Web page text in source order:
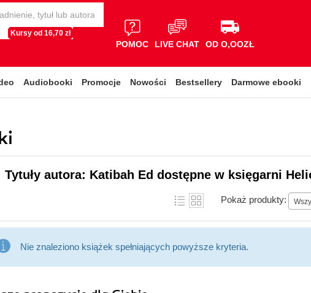
Kursy od 16,70 zł
POMOC LIVE CHAT OD O,OOZŁ
Audiobooki Promocje Nowości Bestsellery Darmowe ebooki
Tytuły autora: Katibah Ed dostępne w księgarni
Pokaż produkty:
Nie znaleziono książek spełniających powyższe kryteria.